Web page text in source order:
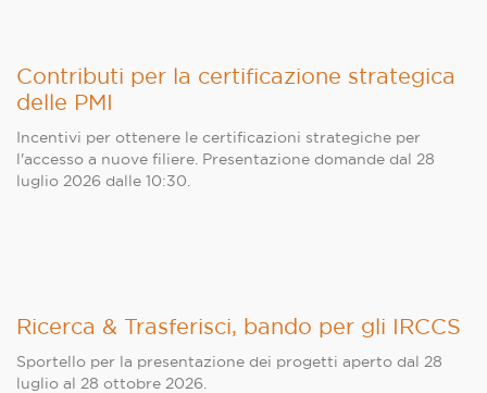
Contributi per la certificazione strategica
delle PMI
Incentivi per ottenere le certificazioni strategiche per
l'accesso a nuove filiere. Presentazione domande dal 28
luglio 2026 dalle 10:30.
Ricerca & Trasferisci, bando per gli IRCCS
Sportello per la presentazione dei progetti aperto dal 28
luglio al 28 ottobre 2026.